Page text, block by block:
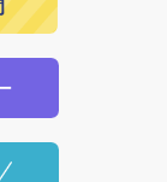
、ご指定の日